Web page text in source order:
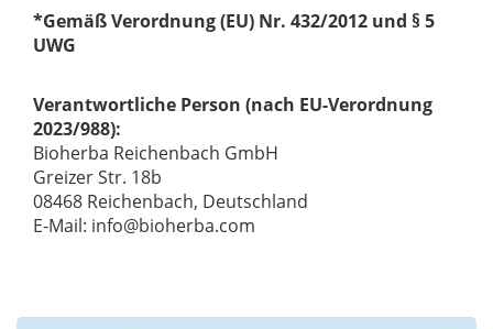
*Gemäß Verordnung (EU) Nr. 432/2012 und § 5
UWG
Verantwortliche Person (nach EU-Verordnung
2023/988):
Bioherba Reichenbach GmbH
Greizer Str. 18b
08468 Reichenbach, Deutschland
E-Mail: info@bioherba.com